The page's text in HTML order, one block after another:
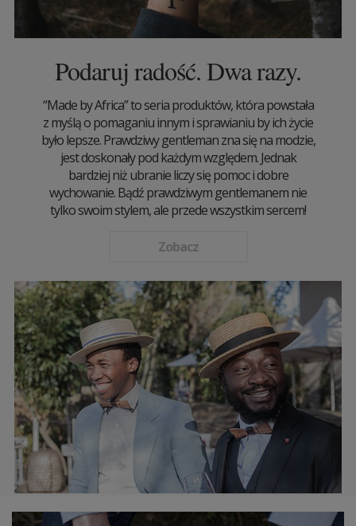
Podaruj radość. Dwa razy.
“Made by Africa” to seria produktów, która powstała
z myślą o pomaganiu innym i sprawianiu by ich życie
było lepsze. Prawdziwy gentleman zna się na modzie,
jest doskonały pod każdym względem. Jednak
bardziej niż ubranie liczy się pomoc i dobre
wychowanie. Bądź prawdziwym gentlemanem nie
tylko swoim stylem, ale przede wszystkim sercem!
Zobacz